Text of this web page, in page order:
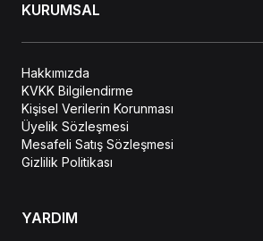
KURUMSAL
Hakkımızda
KVKK Bilgilendirme
Kişisel Verilerin Korunması
Üyelik Sözleşmesi
Mesafeli Satış Sözleşmesi
Gizlilik Politikası
YARDIM